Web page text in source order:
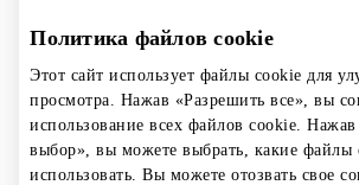
Политика файлов cookie
Этот сайт использует файлы cookie для
просмотра. Нажав «Разрешить все», вы
использование всех файлов cookie.
выбор», вы можете выбрать, какие файлы
использовать. Вы можете отозвать свое
Пусть ваше лето будет ярким! А
экипировки займётся CHESTER.
модели сезона — стильные сумки,